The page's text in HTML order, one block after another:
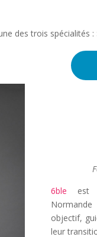
des trois spécialités :
6ble est
objectif,
leur